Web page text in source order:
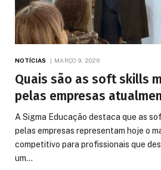
NOTÍCIAS MARÇO 9, 2026
Quais são as soft skills
pelas empresas
A Sigma Educação destaca que as
pelas empresas representam hoje o
competitivo para profissionais que
um…